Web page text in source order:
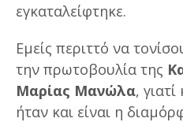
εγκαταλείφτηκε.
Εμείς περιττό να
την πρωτοβουλία της
Μαρίας Μανώλα,
ήταν και είναι η